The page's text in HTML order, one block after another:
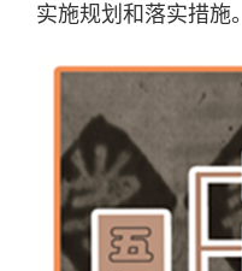
实施规划和落实措施。